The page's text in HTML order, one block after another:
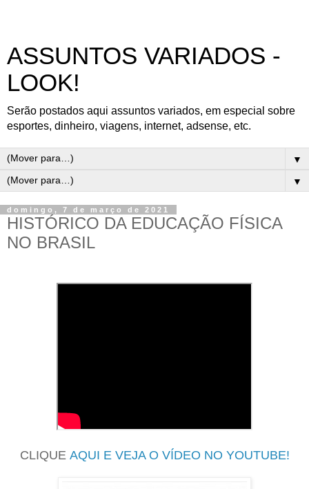
ASSUNTOS VARIADOS -
LOOK!
Serão postados aqui assuntos variados, em especial sobre
esportes, dinheiro, viagens, internet, adsense, etc.
▼
▼
domingo, 7 de março de 2021
HISTÓRICO DA EDUCAÇÃO FÍSICA
NO BRASIL
CLIQUE AQUI E VEJA O VÍDEO NO YOUTUBE!